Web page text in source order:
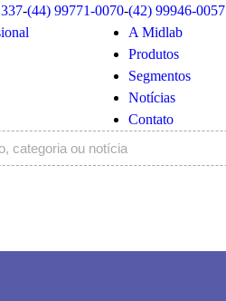
-(44) 99771-0070-(42) 99946-0057
A Midlab
Produtos
Segmentos
Notícias
Contato